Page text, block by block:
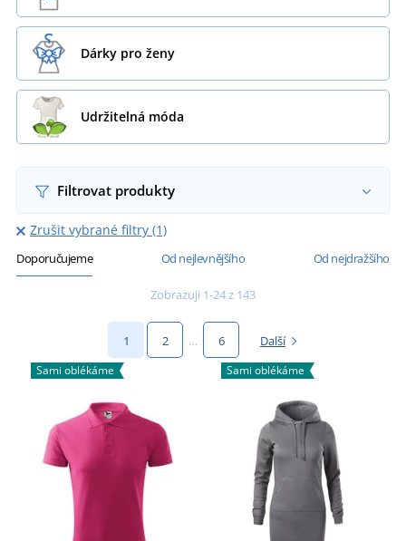
Dárky pro ženy
Udržitelná móda
Filtrovat produkty
Zrušit vybrané filtry (1)
Doporučujeme Od nejlevnějšího Od nejdražšího
Zobrazuji 1-24 z 143
1 2 … 6 Další
Sami oblékáme Sami oblékáme